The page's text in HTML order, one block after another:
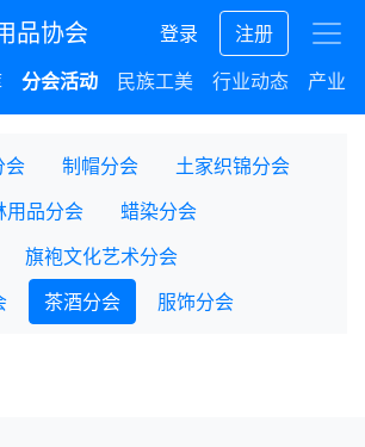
品协会 登录
注册
分会活动 民族工美 行业动态 产业
会 制帽分会
土家织锦分会
用品分会
蜡染分会
旗袍文化艺术分会
茶酒分会 服饰分会